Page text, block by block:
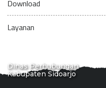
Download
Layanan
Dinas Perhubungan
Kabupaten Sidoarjo